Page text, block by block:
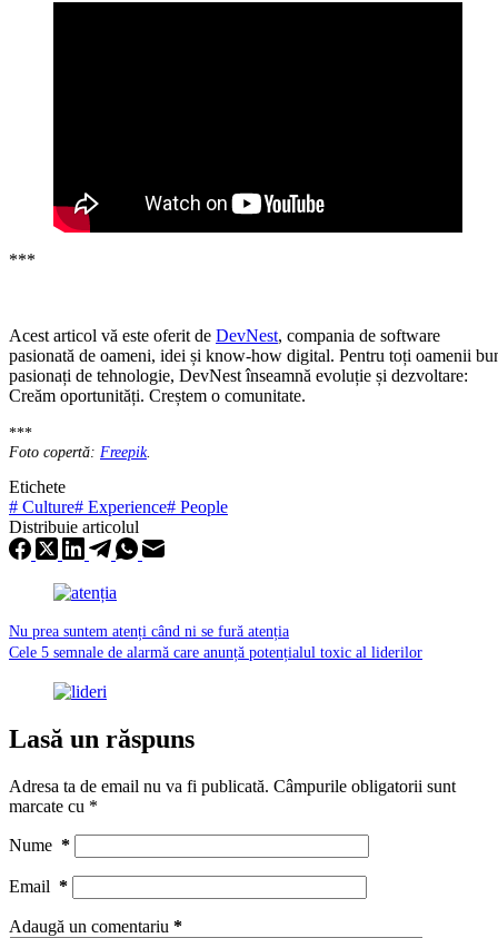
***
Acest articol vă este oferit de DevNest, compania de software
pasionată de oameni, idei și know-how digital. Pentru toți oamenii
pasionați de tehnologie, DevNest înseamnă evoluție și dezvoltare:
Creăm oportunități. Creștem o comunitate.
***
Foto copertă: Freepik.
Etichete
# Culture# Experience# People
Distribuie articolul
Nu prea suntem atenți când ni se fură atenția
Cele 5 semnale de alarmă care anunță potențialul toxic al liderilor
Lasă un răspuns
Adresa ta de email nu va fi publicată. Câmpurile obligatorii sunt
marcate cu *
Nume *
Email *
Adaugă un comentariu *